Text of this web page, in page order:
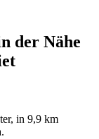
der Nähe
in 9,9 km